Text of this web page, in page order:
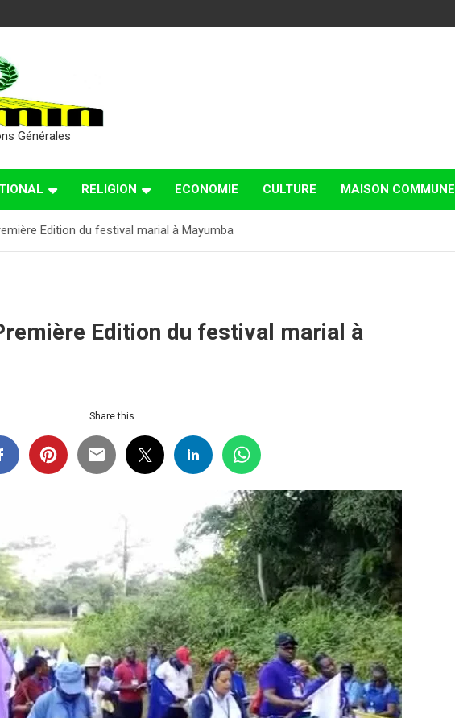
Générales
RELIGION ECONOMIE CULTURE MAISON COMMUNE
Edition du festival marial à Mayumba
Edition du festival marial à
Share this...